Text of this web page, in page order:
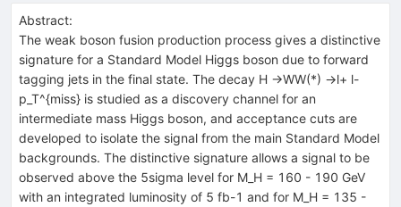
Abstract:
The weak boson fusion production process gives a distinctive
signature for a Standard Model Higgs boson due to forward
tagging jets in the final state. The decay H ->WW(*) ->l+ l-
p_T^{miss} is studied as a discovery channel for an
intermediate mass Higgs boson, and acceptance cuts are
developed to isolate the signal from the main Standard Model
backgrounds. The distinctive signature allows a signal to be
observed above the 5sigma level for M_H = 160 - 190 GeV
with an integrated luminosity of 5 fb-1 and for M_H = 135 -